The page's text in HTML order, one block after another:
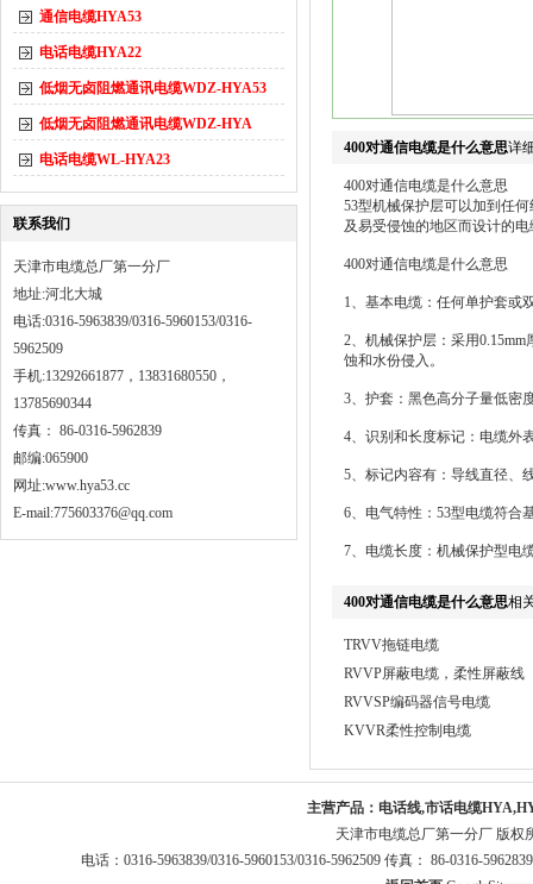
通信电缆HYA53
电话电缆HYA22
低烟无卤阻燃通讯电缆WDZ-HYA53
低烟无卤阻燃通讯电缆WDZ-HYA
电话电缆WL-HYA23
联系我们
天津市电缆总厂第一分厂
地址:河北大城
电话:0316-5963839/0316-5960153/0316-
5962509
手机:13292661877，13831680550，
13785690344
传真： 86-0316-5962839
邮编:065900
网址:www.hya53.cc
E-mail:775603376@qq.com
400对通信电缆是什么意思详
400对通信电缆是什么意思
53型机械保护层可以加到任
及易受侵蚀的地区而设计的
400对通信电缆是什么意思
1、基本电缆：任何单护套或
2、机械保护层：采用
蚀和水份侵入。
3、护套：黑色高分子量低密
4、识别和长度标记：电缆外
5、标记内容有：导线直径、
6、电气特性：53型电缆符合
7、电缆长度：机械保护型电
400对通信电缆是什么意思相
TRVV拖链电缆
RVVP屏蔽电缆，柔性屏蔽线
RVVSP编码器信号电缆
KVVR柔性控制电缆
主营产品： 电话线,市话电缆
天津市电缆总厂第一分厂 版权
电话：0316-5963839/0316-5960153/0316-5962509 传真： 86-0316-